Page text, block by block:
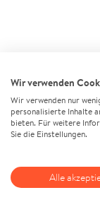
Wir verwenden
Wir verwenden nur
personalisierte Inhalte
bieten. Für weitere
Sie die Einstellungen.
Alle